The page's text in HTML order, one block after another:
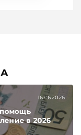
16.06.2026
в 2026